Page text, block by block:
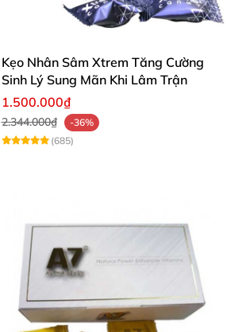
Kẹo Nhân Sâm Xtrem Tăng Cường
Sinh Lý Sung Mãn Khi Lâm Trận
1.500.000₫
2.344.000₫
-36%
(685)